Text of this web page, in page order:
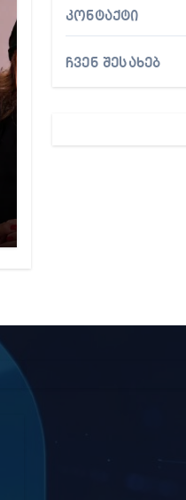
კონტაქტი
ჩვენ შესახებ